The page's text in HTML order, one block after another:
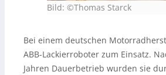
Bild: ©Thomas Starck
Bei einem deutschen
ABB-Lackierroboter zum Einsatz.
Jahren Dauerbetrieb wurden sie